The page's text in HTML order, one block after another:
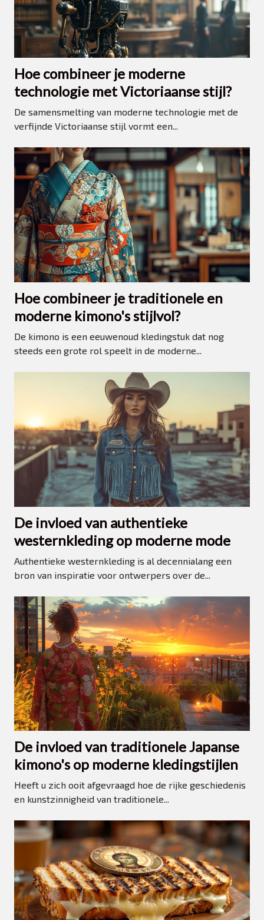
Hoe combineer je moderne
technologie met Victoriaanse stijl?
De samensmelting van moderne technologie met de
verfijnde Victoriaanse stijl vormt een...
Hoe combineer je traditionele en
moderne kimono's stijlvol?
De kimono is een eeuwenoud kledingstuk dat nog
steeds een grote rol speelt in de moderne...
De invloed van authentieke
westernkleding op moderne mode
Authentieke westernkleding is al decennialang een
bron van inspiratie voor ontwerpers over de...
De invloed van traditionele Japanse
kimono's op moderne kledingstijlen
Heeft u zich ooit afgevraagd hoe de rijke geschiedenis
en kunstzinnigheid van traditionele...